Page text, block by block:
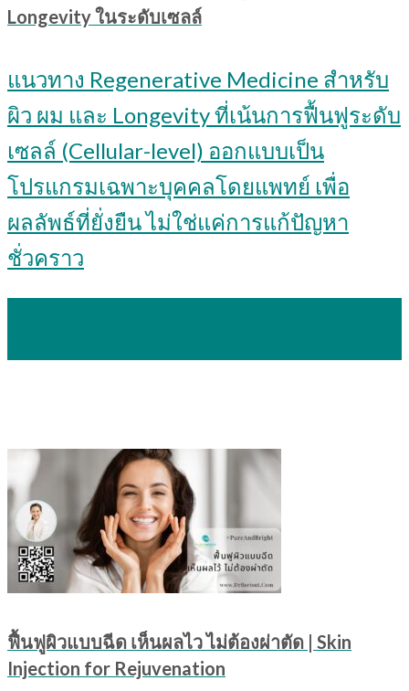
Longevity ในระดับเซลล์
แนวทาง Regenerative Medicine สำหรับ
ผิว ผม และ Longevity ที่เน้นการฟื้นฟูระดับ
เซลล์ (Cellular-level) ออกแบบเป็น
โปรแกรมเฉพาะบุคคลโดยแพทย์ เพื่อ
ผลลัพธ์ที่ยั่งยืน ไม่ใช่แค่การแก้ปัญหา
ชั่วคราว
ฟื้นฟูผิวแบบฉีด เห็นผลไว ไม่ต้องผ่าตัด | Skin
Injection for Rejuvenation